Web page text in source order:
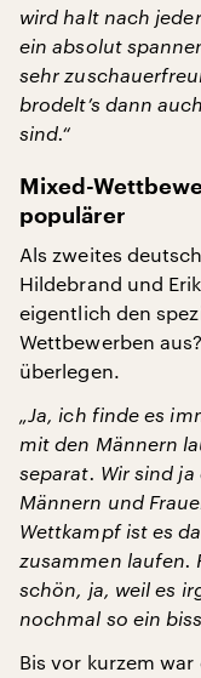
wird halt nach
ein absolut
sehr
brodelt’s dann
sind.“
Mixed-
populärer
Als zweites
Hildebrand und
eigentlich den
Wettbewerben
überlegen.
„Ja, ich finde es
mit den Männern
separat. Wir sind
Männern und
Wettkampf ist es
zusammen laufen.
schön, ja, weil es
nochmal so ein
Bis vor kurzem